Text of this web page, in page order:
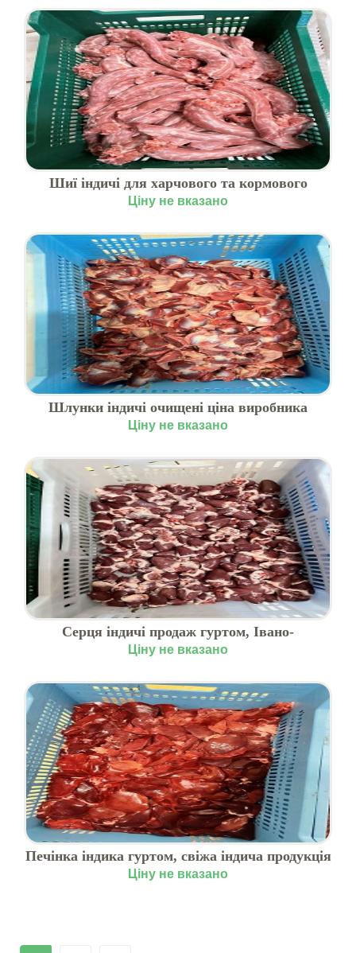
Шиї індичі для харчового та кормового
виробництва
Ціну не вказано
Шлунки індичі очищені ціна виробника
Ціну не вказано
Серця індичі продаж гуртом, Івано-
Франківська область
Ціну не вказано
Печінка індика гуртом, свіжа індича продукція
Ціну не вказано